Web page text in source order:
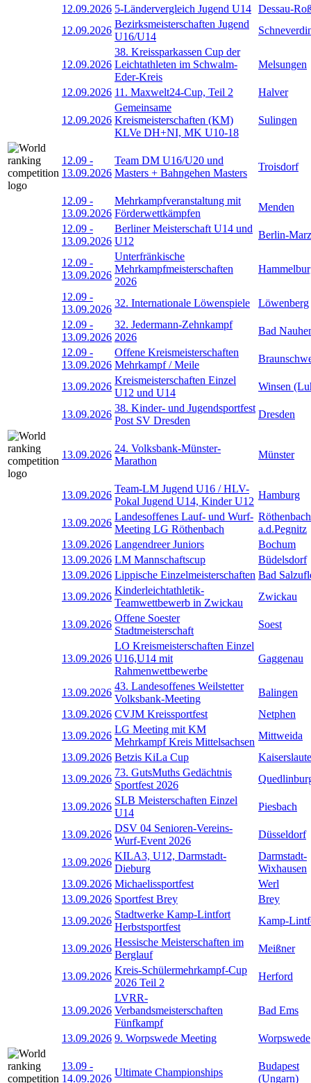
12.09.2026 5-Ländervergleich Jugend U14 Dessau-
12.09.2026
Bezirksmeisterschaften Jugend
U16/U14
12.09.2026
38. Kreissparkassen Cup der
Leichtathleten im Schwalm-
Eder-Kreis
Melsungen
12.09.2026 11. Maxwelt24-Cup, Teil 2 Halver
12.09.2026
Gemeinsame
Kreismeisterschaften (KM)
KLVe DH+NI, MK U10-18
Sulingen
12.09 -
13.09.2026
Team DM U16/U20 und
Masters + Bahngehen Masters
Troisdorf
12.09 -
13.09.2026
Mehrkampfveranstaltung mit
Förderwettkämpfen
Menden
12.09 -
13.09.2026
Berliner Meisterschaft U14 und
U12
Berlin-
12.09 -
13.09.2026
Unterfränkische
Mehrkampfmeisterschaften
2026
12.09 -
13.09.2026
32. Internationale Löwenspiele
Löwenberg
12.09 -
13.09.2026
32. Jedermann-Zehnkampf
2026
Bad
12.09 -
13.09.2026
Offene Kreismeisterschaften
Mehrkampf / Meile
13.09.2026
Kreismeisterschaften Einzel
U12 und U14
Winsen
13.09.2026
38. Kinder- und Jugendsportfest
Post SV Dresden
Dresden
13.09.2026
24. Volksbank-Münster-
Marathon
Münster
13.09.2026
Team-LM Jugend U16 / HLV-
Pokal Jugend U14, Kinder U12
Hamburg
13.09.2026
Landesoffenes Lauf- und Wurf-
Meeting LG Röthenbach
Röthenbach
a.d.Pegnitz
13.09.2026 Langendreer Juniors
Bochum
13.09.2026 LM Mannschaftscup
Büdelsdorf
13.09.2026 Lippische Einzelmeisterschaften Bad
13.09.2026
Kinderleichtathletik-
Teamwettbewerb in Zwickau
Zwickau
13.09.2026
Offene Soester
Stadtmeisterschaft
Soest
13.09.2026
LO Kreismeisterschaften Einzel
U16,U14 mit
Rahmenwettbewerbe
Gaggenau
13.09.2026
43. Landesoffenes Weilstetter
Volksbank-Meeting
Balingen
13.09.2026 CVJM Kreissportfest
Netphen
13.09.2026
LG Meeting mit KM
Mehrkampf Kreis Mittelsachsen
Mittweida
13.09.2026 Betzis KiLa Cup
13.09.2026
73. GutsMuths Gedächtnis
Sportfest 2026
13.09.2026
SLB Meisterschaften Einzel
U14
Piesbach
13.09.2026
DSV 04 Senioren-Vereins-
Wurf-Event 2026
Düsseldorf
13.09.2026
KILA3, U12, Darmstadt-
Dieburg
Darmstadt-
Wixhausen
13.09.2026 Michaelissportfest
Werl
13.09.2026 Sportfest Brey
Brey
13.09.2026
Stadtwerke Kamp-Lintfort
Herbstsportfest
Kamp-
13.09.2026
Hessische Meisterschaften im
Berglauf
Meißner
13.09.2026
Kreis-Schülermehrkampf-Cup
2026 Teil 2
Herford
13.09.2026
LVRR-
Verbandsmeisterschaften
Fünfkampf
Bad Ems
13.09.2026 9. Worpswede Meeting Worpswede
13.09 -
14.09.2026
Ultimate Championships
Budapest
(Ungarn)